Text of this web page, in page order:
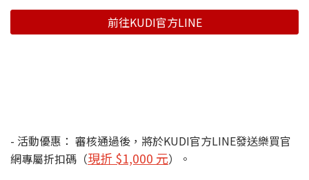
前往KUDI官方LINE
- 活動優惠： 審核通過後，將於KUDI官方LINE發送樂買官
網專屬折扣碼（現折 $1,000 元）。